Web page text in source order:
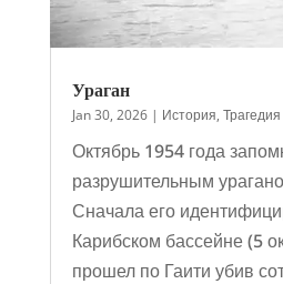
Ураган
Jan 30, 2026| История, Трагедия
Октябрь 1954 года
разрушительным
Сначала его
Карибском бассейне (5
прошел по Гаити убив